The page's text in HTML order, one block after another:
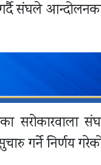
संघले आन्दोलनका
सरोकारवाला
गर्ने निर्णय